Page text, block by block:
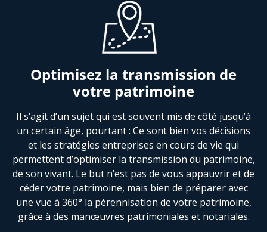
Optimisez la transmission de
votre patrimoine
Il s’agit d’un sujet qui est souvent mis de côté jusqu’à
un certain âge, pourtant : Ce sont bien vos décisions
et les stratégies entreprises en cours de vie qui
permettent d’optimiser la transmission du patrimoine,
de son vivant. Le but n’est pas de vous appauvrir et de
céder votre patrimoine, mais bien de préparer avec
une vue à 360° la pérennisation de votre patrimoine,
grâce à des manœuvres patrimoniales et notariales.